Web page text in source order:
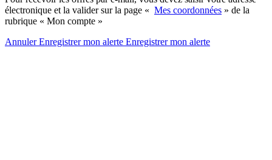
électronique et la valider sur la page « Mes coordonnées » de la
rubrique « Mon compte »
AnnulerEnregistrer mon alerte Enregistrermon alerte